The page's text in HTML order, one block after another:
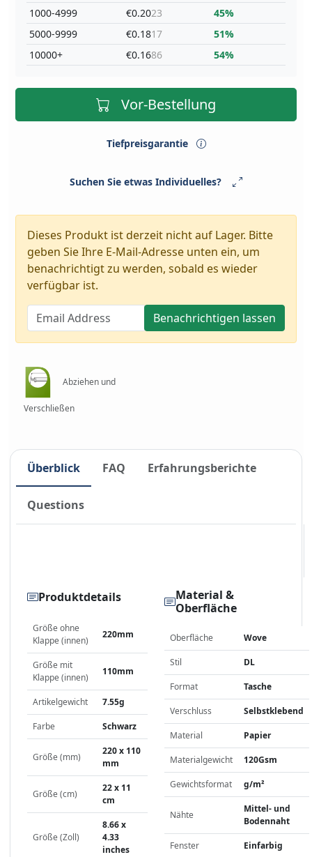
1000-4999
5000-9999
10000+
€0.2023
€0.1817
€0.1686
45%
51%
54%
Vor-Bestellung
Tiefpreisgarantie
Suchen Sie etwas Individuelles?
Dieses Produkt ist derzeit nicht auf Lager. Bitte
geben Sie Ihre E-Mail-Adresse unten ein, um
benachrichtigt zu werden, sobald es wieder
verfügbar ist.
Benachrichtigen lassen
Abziehen und
Verschließen
Überblick FAQ Erfahrungsberichte
Questions
Produktdetails
Größe ohne
Klappe (innen)
220mm
Größe mit
Klappe (innen)
110mm
Artikelgewicht 7.55g
Farbe Schwarz
Größe (mm)
220 x 110
mm
Größe (cm)
22 x 11
cm
Größe (Zoll)
8.66 x
4.33
inches
Material &
Oberfläche
Oberfläche Wove
Stil DL
Format Tasche
Verschluss Selbstklebend
Material Papier
Materialgewicht 120Gsm
Gewichtsformat g/m²
Nähte
Mittel- und
Bodennaht
Fenster Einfarbig